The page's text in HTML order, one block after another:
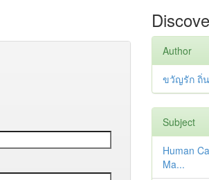
Author
ขวัญรัก ถิ่
Subject
Human
Ma...